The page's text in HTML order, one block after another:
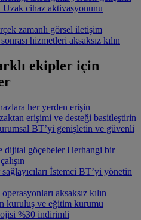
Uzak cihaz aktivasyonunu
zamanlı görsel iletişim
sonrası hizmetleri aksaksız kılın
ekipler için
her yerden erişin
erişimi ve desteği basitleştirin
BT’yi genişletin ve güvenli
dijital göçebeler Herhangi bir
İstemci BT’yi yönetin
aksaksız kılın
kuruluş ve eğitim kurumu
%30 indirimli